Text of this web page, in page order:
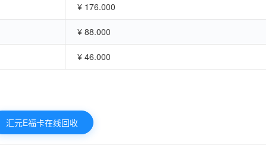
¥ 176.000
¥ 88.000
¥ 46.000
汇元E福卡在线回收